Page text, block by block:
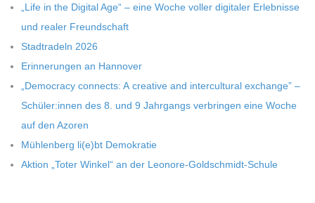
D
T
-
S
C
„Life in the Digi­tal Age“ – eine Woche vol­ler digi­ta­ler Erleb­nisse
und rea­ler Freundschaft
Stadt­ra­deln 2026
Erin­ne­run­gen an Hannover
„Demo­cracy con­nects: A crea­tive and inter­cul­tu­ral exch­ange” –
Schüler:innen des 8. und 9 Jahr­gangs ver­brin­gen eine Woche
auf den Azoren
Müh­len­berg li(e)bt Demokratie
Aktion „Toter Win­kel“ an der Leonore-Goldschmidt-Schule